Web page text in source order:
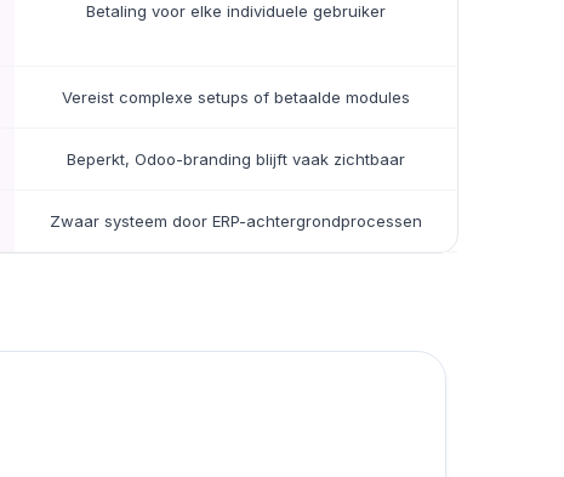
Betaling voor elke individuele gebruiker
Vereist complexe setups of betaalde modules
Beperkt, Odoo-branding blijft vaak zichtbaar
Zwaar systeem door ERP-achtergrondprocessen